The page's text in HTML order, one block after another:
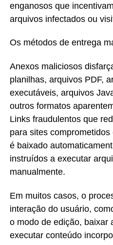
enganosos que
arquivos infectados ou
Os métodos de entrega
Anexos maliciosos
planilhas, arquivos PDF,
executáveis, arquivos
outros formatos
Links fraudulentos que
para sites
é baixado
instruídos a executar
manualmente.
Em muitos casos, o
interação do usuário,
o modo de edição, baixar
executar conteúdo